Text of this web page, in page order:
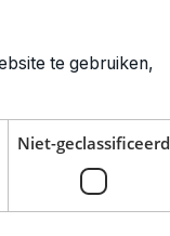
3+
te gebruiken,
Niet-geclassificeerd